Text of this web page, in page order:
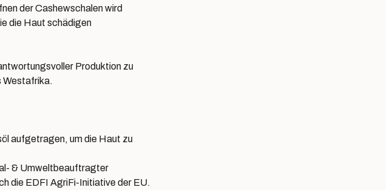
der Cashewschalen wird
die Haut schädigen
Produktion zu
Westafrika.
aufgetragen, um die Haut zu
& Umweltbeauftragter
die EDFI AgriFi-Initiative der EU.